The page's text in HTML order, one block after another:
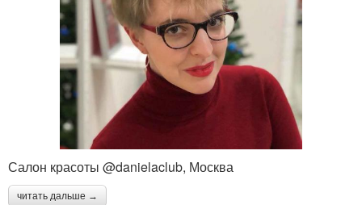
Салон красоты @danielaclub, Москва
читать дальше →